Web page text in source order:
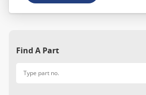
Find A Part